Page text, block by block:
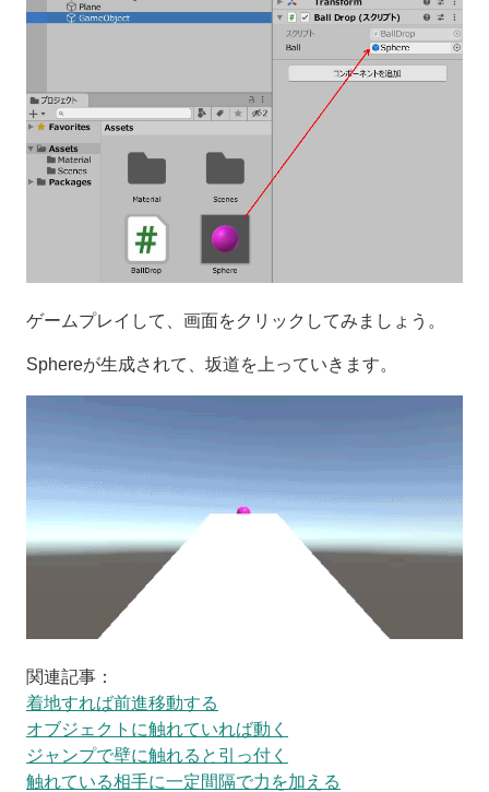
ゲームプレイして、画面をクリックしてみましょう。
Sphereが生成されて、坂道を上っていきます。
関連記事：
着地すれば前進移動する
オブジェクトに触れていれば動く
ジャンプで壁に触れると引っ付く
触れている相手に一定間隔で力を加える